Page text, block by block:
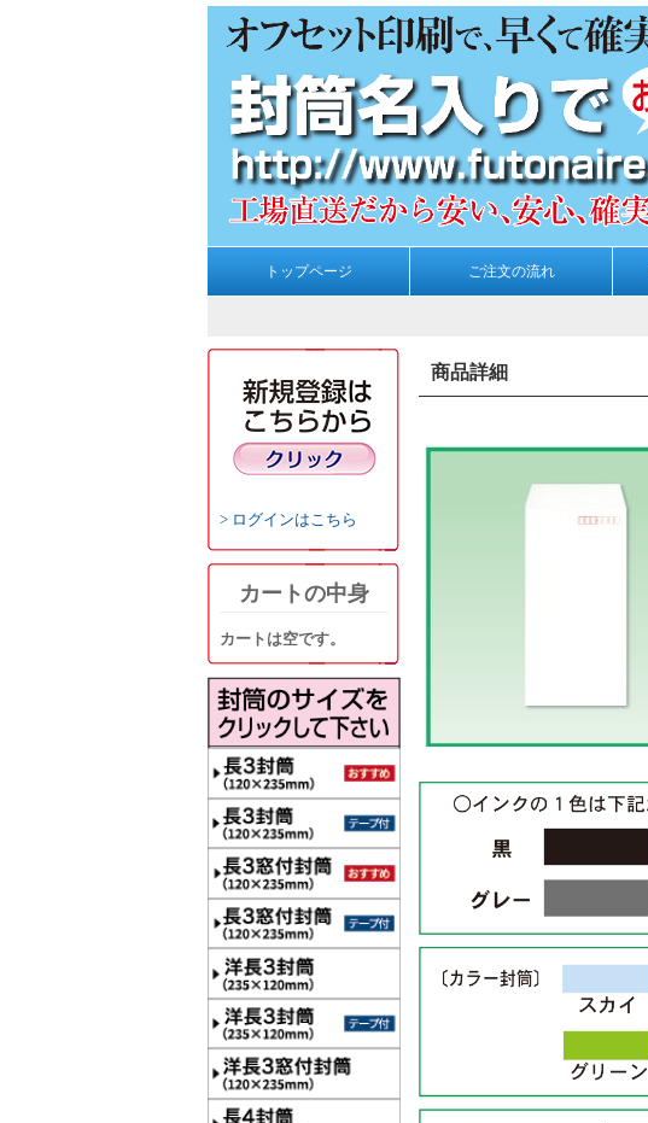
トップページ ご注文の流れ
ログインはこちら
カートの中身
カートは空です。
商品詳細